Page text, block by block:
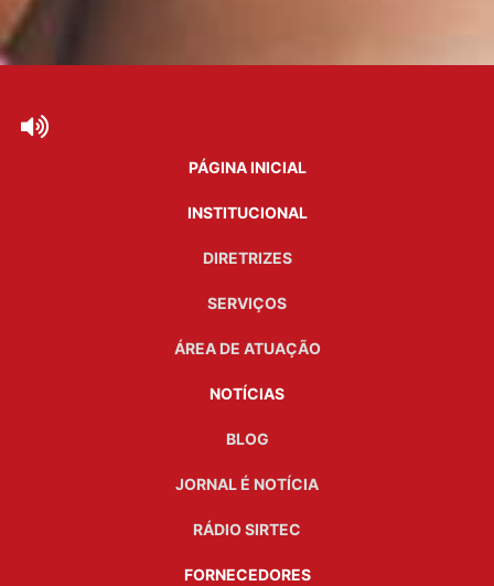
PÁGINA INICIAL
INSTITUCIONAL
DIRETRIZES
SERVIÇOS
ÁREA DE ATUAÇÃO
NOTÍCIAS
BLOG
JORNAL É NOTÍCIA
RÁDIO SIRTEC
FORNECEDORES